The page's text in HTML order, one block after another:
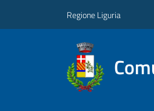
Regione Liguria